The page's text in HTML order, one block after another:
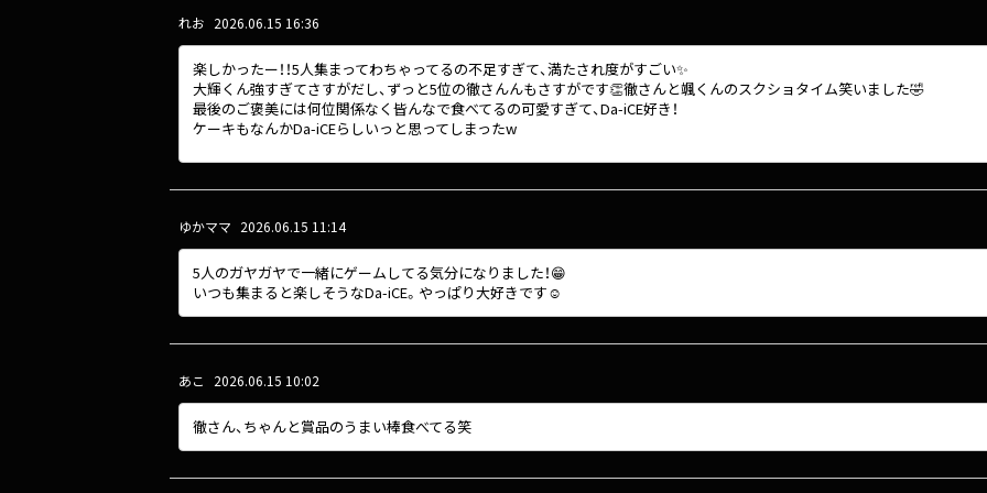
れお 2026.06.15 16:36
楽しかったー！！5人集まってわちゃってるの不足すぎて、満たされ度がすごい✨
大輝くん強すぎてさすがだし、ずっと5位の徹さんんもさすがです👏徹さんと颯くんのスクショタイム笑いました🤣
最後のご褒美には何位関係なく皆んなで食べてるの可愛すぎて、Da-iCE好き！
ケーキもなんかDa-iCEらしいっと思ってしまったw
ゆかママ 2026.06.15 11:14
5人のガヤガヤで一緒にゲームしてる気分になりました！😁
いつも集まると楽しそうなDa-iCE。やっぱり大好きです☺️
あこ 2026.06.15 10:02
徹さん、ちゃんと賞品のうまい棒食べてる笑